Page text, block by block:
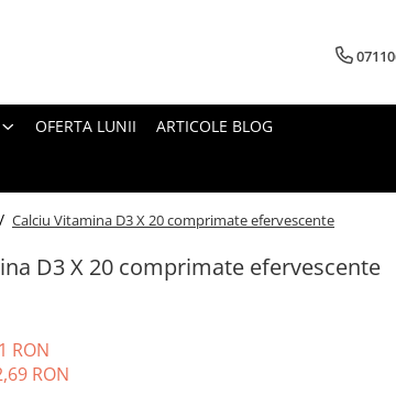
OFERTA LUNII ARTICOLE BLOG
Calciu Vitamina D3 X 20 comprimate efervescente
D3 X 20 comprimate efervescente
RON
RON